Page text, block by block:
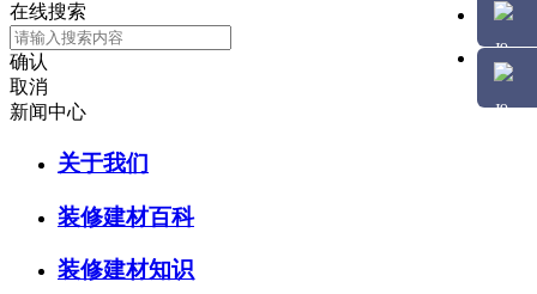
在线搜索
确认
取消
新闻中心
关于我们
装修建材百科
装修建材知识